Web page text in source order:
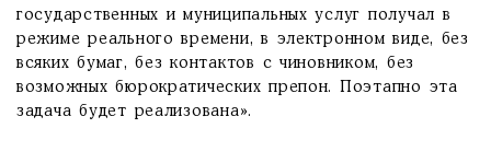
государственных и муниципальных услуг получал в
режиме реального времени, в электронном виде, без
всяких бумаг, без контактов с чиновником, без
возможных бюрократических препон. Поэтапно эта
задача будет реализована».